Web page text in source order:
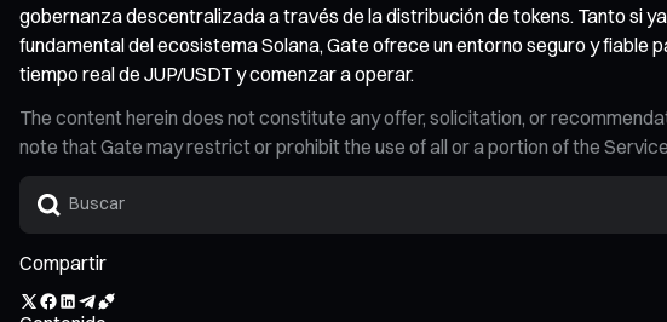
gobernanza descentralizada a través de la distribución de tokens. Tanto si
fundamental del ecosistema Solana, Gate ofrece un entorno seguro y fiable
tiempo real de JUP/USDT y comenzar a operar.
The content herein does not constitute any offer, solicitation, or
note that Gate may restrict or prohibit the use of all or a portion of the
Compartir